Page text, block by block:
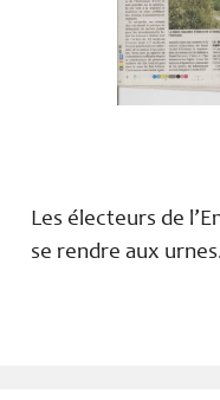
Les électeurs de
se rendre aux